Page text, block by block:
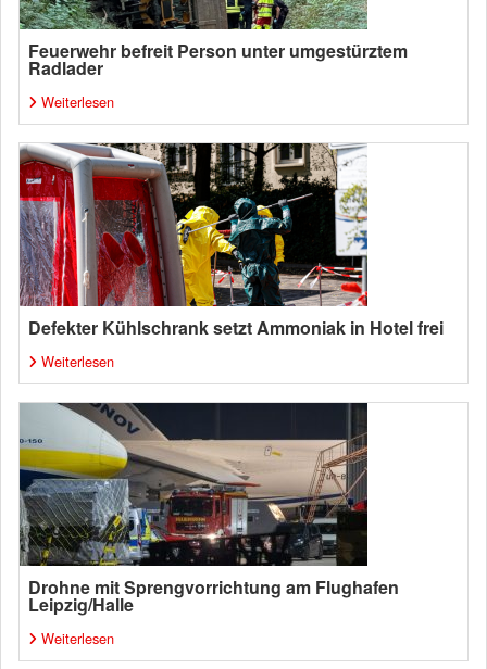
Feuerwehr befreit Person unter umgestürztem
Radlader
Weiterlesen
Defekter Kühlschrank setzt Ammoniak in Hotel frei
Weiterlesen
Drohne mit Sprengvorrichtung am Flughafen
Leipzig/Halle
Weiterlesen